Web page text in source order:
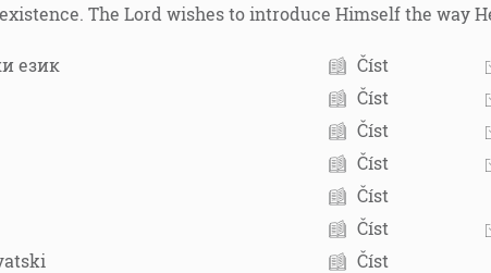
The Lord wishes to introduce Himself the way
език Číst
Číst
Číst
Číst
Číst
Číst
Číst